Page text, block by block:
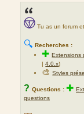
Tu as un forum
🔍 Recherches :
✚Extensions
|4.0.x)
🎨Styles
? Questions : ✚
questions